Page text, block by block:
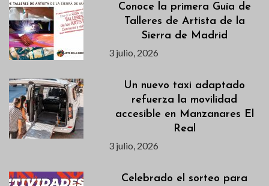
Conoce la primera Guía de
Talleres de Artista de la
Sierra de Madrid
3 julio, 2026
Un nuevo taxi adaptado
refuerza la movilidad
accesible en Manzanares El
Real
3 julio, 2026
Celebrado el sorteo para